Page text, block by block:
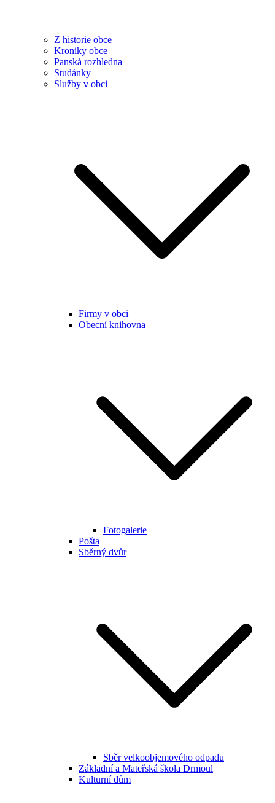
Z historie obce
Kroniky obce
Panská rozhledna
Studánky
Služby v obci
Firmy v obci
Obecní knihovna
Fotogalerie
Pošta
Sběrný dvůr
Sběr velkoobjemového odpadu
Základní a Mateřská škola Drmoul
Kulturní dům